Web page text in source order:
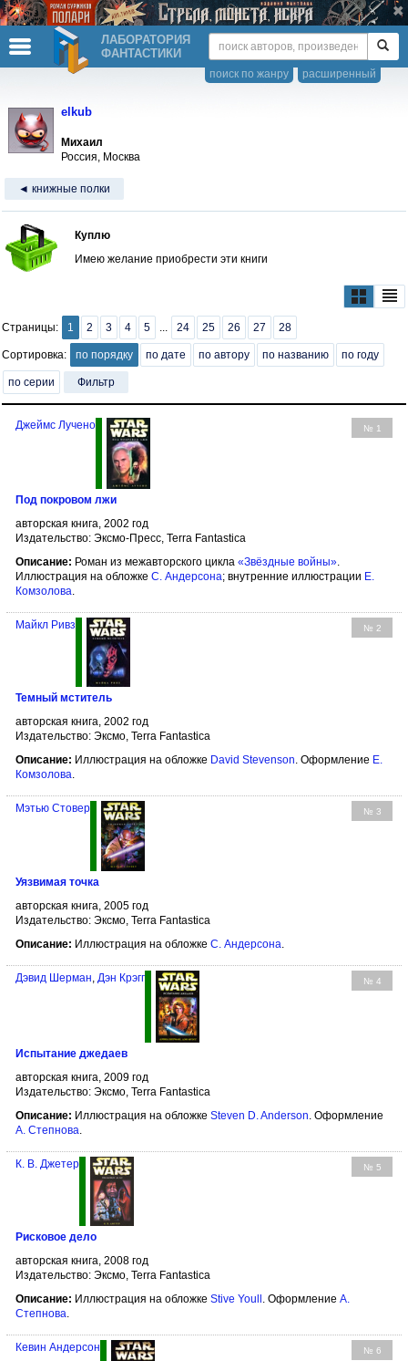
ЛАБОРАТОРИЯ
ФАНТАСТИКИ
расширенный
поиск по жанру
elkub
Михаил
Россия, Москва
◄ книжные полки
Куплю
Имею желание приобрести эти книги
Страницы: 1 2 3 4 5 ... 24 25 26 27 28
Сортировка: по порядку по дате по автору по названию по году
по серии Фильтр
№ 1
Джеймс Лучено
Под покровом лжи
авторская книга, 2002 год
Издательство: Эксмо-Пресс, Terra Fantastica
Описание: Роман из межавторского цикла «Звёздные войны»
Иллюстрация на обложке С. Андерсона; внутренние иллюстрации Е.
Комзолова
№ 2
Майкл Ривз
Темный мститель
авторская книга, 2002 год
Издательство: Эксмо, Terra Fantastica
Описание: Иллюстрация на обложке David Stevenson . Оформление Е.
Комзолова
№ 3
Мэтью Стовер
Уязвимая точка
авторская книга, 2005 год
Издательство: Эксмо, Terra Fantastica
Описание: Иллюстрация на обложке С. Андерсона.
№ 4
Дэвид Шерман, Дэн Крэгг
Испытание джедаев
авторская книга, 2009 год
Издательство: Эксмо, Terra Fantastica
Описание: Иллюстрация на обложке Steven D. Anderson . Оформление
А. Степнова
№ 5
К. В. Джетер
Рисковое дело
авторская книга, 2008 год
Издательство: Эксмо, Terra Fantastica
Описание: Иллюстрация на обложке Stive Youll . Оформление А.
Степнова
№ 6
Кевин Андерсон